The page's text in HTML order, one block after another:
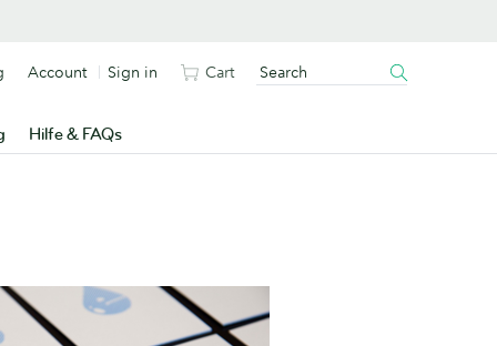
Hilfe & FAQs
Account Sign in Cart